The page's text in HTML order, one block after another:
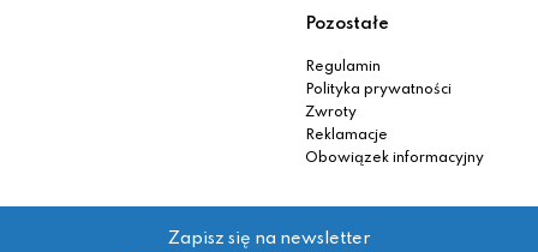
Pozostałe
Regulamin
Polityka prywatności
Zwroty
Reklamacje
Obowiązek informacyjny
Zapisz się na newsletter